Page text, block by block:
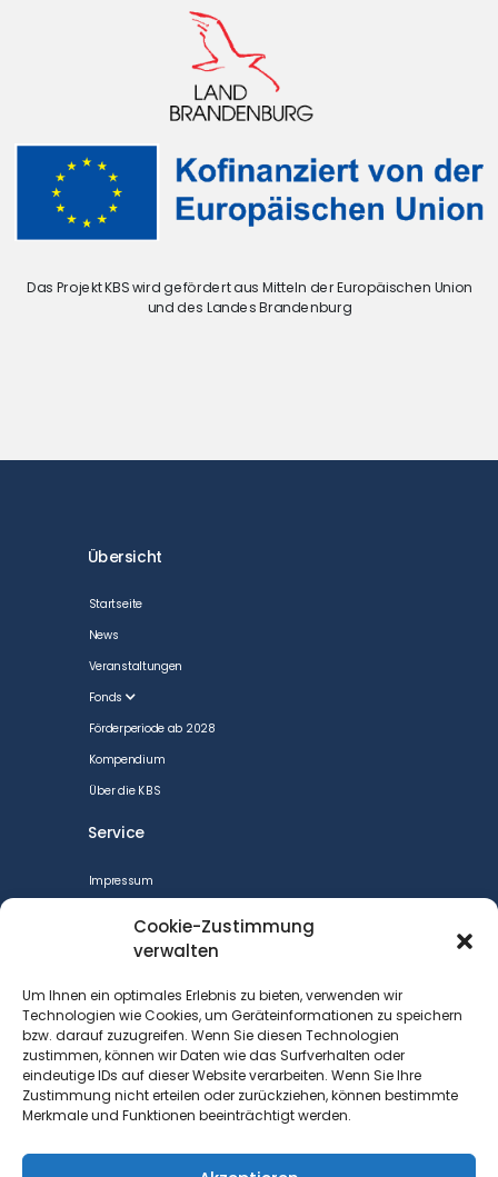
Cookie-Zustimmung
verwalten
Um Ihnen ein optimales Erlebnis zu bieten, verwenden wir
Technologien wie Cookies, um Geräteinformationen zu speichern
bzw. darauf zuzugreifen. Wenn Sie diesen Technologien
zustimmen, können wir Daten wie das Surfverhalten oder
eindeutige IDs auf dieser Website verarbeiten. Wenn Sie Ihre
Zustimmung nicht erteilen oder zurückziehen, können bestimmte
Merkmale und Funktionen beeinträchtigt werden.
Das Projekt KBS wird gefördert aus Mitteln der Europäischen Union
und des Landes Brandenburg
Übersicht
Startseite
News
Veranstaltungen
Fonds
Förderperiode ab 2028
Kompendium
Über die KBS
Service
Impressum
Datenschutzerklärung
Barrierefreiheit
Kontakt
Kontakt
DGB Bezirk Berlin-Brandenburg
10787 Berlin